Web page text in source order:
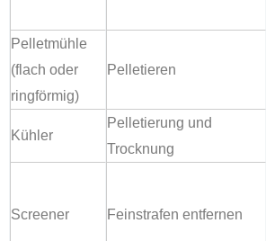
Pelletmühle
(flach oder
ringförmig)
Pelletieren
Kühler
Pelletierung und
Trocknung
Screener Feinstrafen entfernen